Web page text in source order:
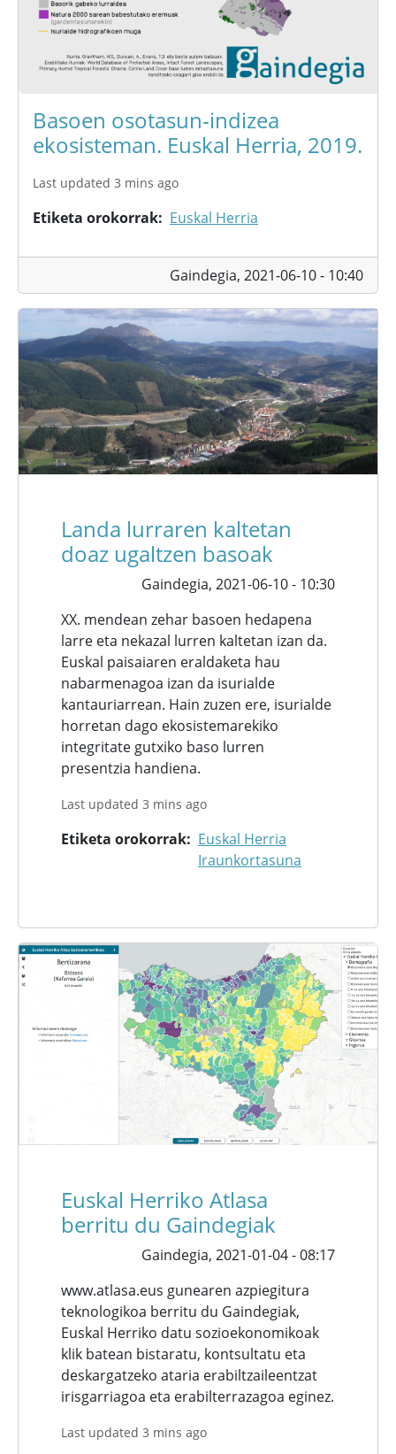
Basoen osotasun-indizea
ekosisteman. Euskal Herria, 2019.
Last updated 3 mins ago
Etiketa orokorrak Euskal Herria
Gaindegia, 2021-06-10 - 10:40
Landa lurraren kaltetan
doaz ugaltzen basoak
Gaindegia, 2021-06-10 - 10:30
XX. mendean zehar basoen hedapena
larre eta nekazal lurren kaltetan izan da.
Euskal paisaiaren eraldaketa hau
nabarmenagoa izan da isurialde
kantauriarrean. Hain zuzen ere, isurialde
horretan dago ekosistemarekiko
integritate gutxiko baso lurren
presentzia handiena.
Last updated 3 mins ago
Etiketa orokorrak
Euskal Herria
Iraunkortasuna
Euskal Herriko Atlasa
berritu du Gaindegiak
Gaindegia, 2021-01-04 - 08:17
www.atlasa.eus gunearen azpiegitura
teknologikoa berritu du Gaindegiak,
Euskal Herriko datu sozioekonomikoak
klik batean bistaratu, kontsultatu eta
deskargatzeko ataria erabiltzaileentzat
irisgarriagoa eta erabilterrazagoa eginez.
Last updated 3 mins ago